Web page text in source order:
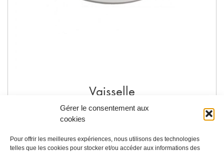
Gérer le consentement aux
cookies
Pour offrir les meilleures expériences, nous utilisons des technologies
telles que les cookies pour stocker et/ou accéder aux informations des
Vaisselle